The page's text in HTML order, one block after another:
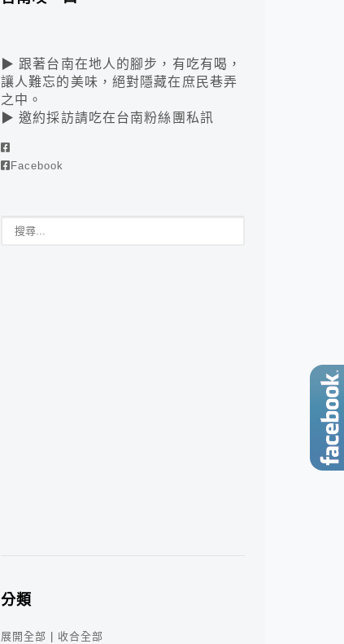
▶ 跟著台南在地人的腳步，有吃有喝，
讓人難忘的美味，絕對隱藏在庶民巷弄
之中。
▶ 邀約採訪請吃在台南粉絲團私訊
Facebook
分類
展開全部
收合全部